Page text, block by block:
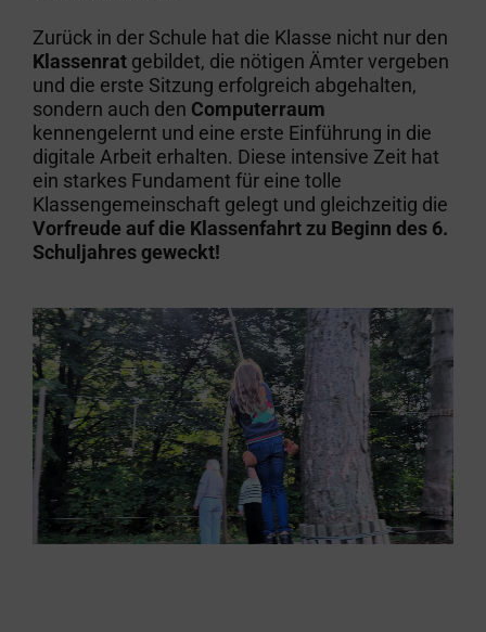
Zurück in der Schule hat die Klasse nicht nur den
Klassenratgebildet, die nötigen Ämter vergeben
und die erste Sitzung erfolgreich abgehalten,
sondern auch den Computerraum
kennengelernt und eine erste Einführung in die
digitale Arbeit erhalten. Diese intensive Zeit hat
ein starkes Fundament für eine tolle
Klassengemeinschaft gelegt und gleichzeitig die
Vorfreude auf die Klassenfahrt zu Beginn des 6.
Schuljahres geweckt!